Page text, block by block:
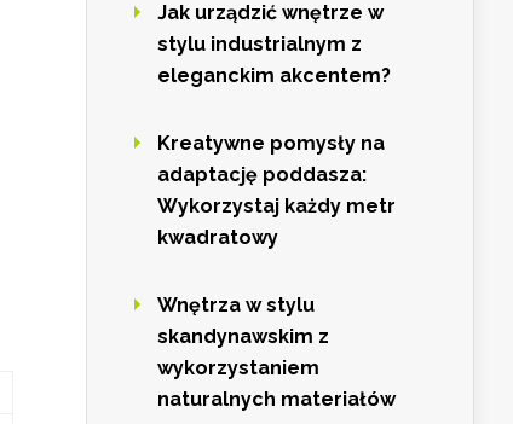
Jak urządzić wnętrze w
stylu industrialnym z
eleganckim akcentem?
Kreatywne pomysły na
adaptację poddasza:
Wykorzystaj każdy metr
kwadratowy
Wnętrza w stylu
skandynawskim z
wykorzystaniem
naturalnych materiałów